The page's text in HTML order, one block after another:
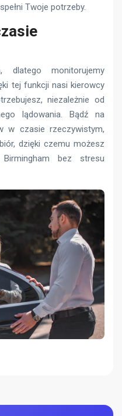
Twoje potrzeby.
dlatego monitorujemy
tej funkcji nasi kierowcy
niezależnie od
lądowania. Bądź na
w czasie rzeczywistym,
dzięki czemu możesz
bez stresu